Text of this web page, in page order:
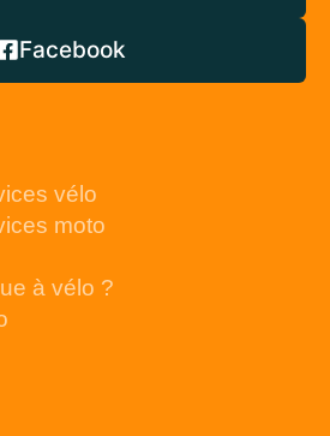
Facebook
vélo
moto
à vélo ?